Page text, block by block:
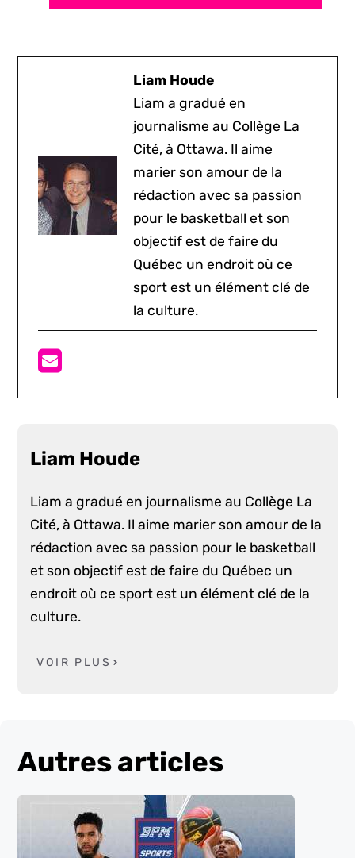
Liam Houde
Liam a gradué en
journalisme au Collège La
Cité, à Ottawa. Il aime
marier son amour de la
rédaction avec sa passion
pour le basketball et son
objectif est de faire du
Québec un endroit où ce
sport est un élément clé de
la culture.
Liam Houde
Liam a gradué en journalisme au Collège La
Cité, à Ottawa. Il aime marier son amour de la
rédaction avec sa passion pour le basketball
et son objectif est de faire du Québec un
endroit où ce sport est un élément clé de la
culture.
VOIR PLUS
Autres articles